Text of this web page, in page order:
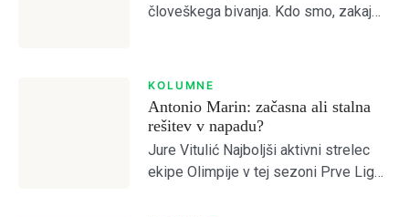
človeškega bivanja. Kdo smo, zakaj
religioznih in filozofskih šol, da bi
odprl vrata brez vrat. […]
KOLUMNE
Antonio Marin: začasna ali stalna
rešitev v napadu?
Jure Vitulić Najboljši aktivni strelec
ekipe Olimpije v tej sezoni Prve Lige